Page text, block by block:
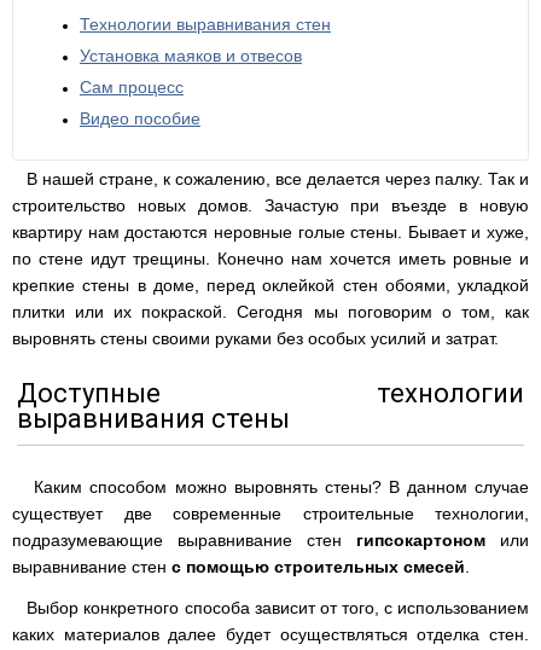
Технологии выравнивания стен
Установка маяков и отвесов
Сам процесс
Видео пособие
В нашей стране, к сожалению, все делается через палку. Так и
строительство новых домов. Зачастую при въезде в новую
квартиру нам достаются неровные голые стены. Бывает и хуже,
по стене идут трещины . Конечно нам хочется иметь ровные и
крепкие стены в доме, перед оклейкой стен обоями, укладкой
плитки или их покраской. Сегодня мы поговорим о том, как
выровнять стены своими руками без особых усилий и затрат.
Доступные технологии
выравнивания стены
Каким способом можно выровнять стены? В данном случае
существует две современные строительные технологии,
подразумевающие выравнивание стен гипсокартоном или
выравнивание стен с помощью строительных смесей
Выбор конкретного способа зависит от того, с использованием
каких материалов далее будет осуществляться отделка стен.